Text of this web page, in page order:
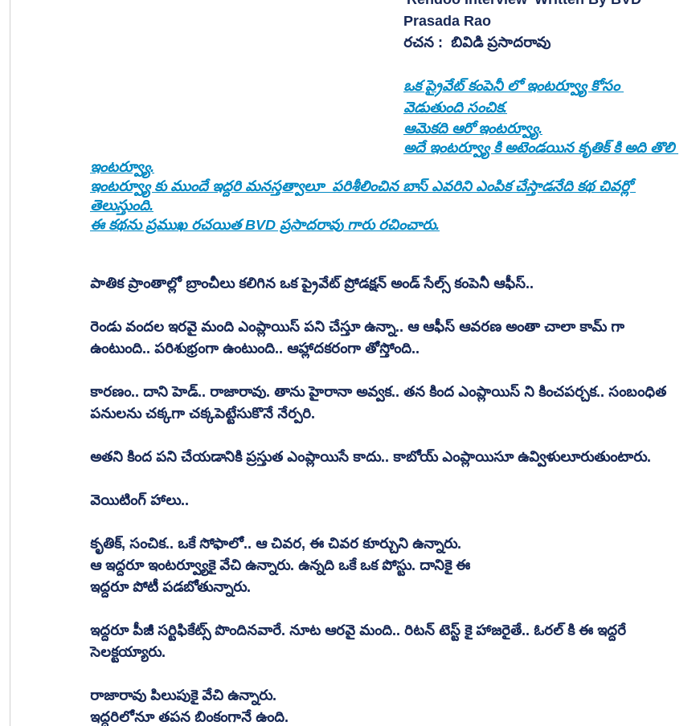
Prasada Rao
రచన :  బివిడి ప్రసాదరావు
ఒక ప్రైవేట్ కంపెనీ లో ఇంటర్వ్యూ కోసం
వెడుతుంది సంచిక.
ఆమెకది ఆరో ఇంటర్వ్యూ.
అదే ఇంటర్వ్యూ కి అటెండయిన కృతిక్ కి అది తొలి
ఇంటర్వ్యూ.
ఇంటర్వ్యూ కు ముందే ఇద్దరి మనస్తత్వాలూ  పరిశీలించిన బాస్ ఎవరిని ఎంపిక చేస్తాడనేది కథ చివర్లో
తెలుస్తుంది.
ఈ కథను ప్రముఖ రచయిత BVD ప్రసాదరావు గారు రచించారు.
పాతిక ప్రాంతాల్లో బ్రాంచీలు కలిగిన ఒక ప్రైవేట్ ప్రోడక్షన్ అండ్ సేల్స్ కంపెనీ ఆఫీస్..
రెండు వందల ఇరవై మంది ఎంప్లాయిస్ పని చేస్తూ ఉన్నా.. ఆ ఆఫీస్ ఆవరణ అంతా చాలా కామ్ గా
ఉంటుంది.. పరిశుభ్రంగా ఉంటుంది.. ఆహ్లాదకరంగా తోస్తోంది..
కారణం.. దాని హెడ్.. రాజారావు. తాను హైరానా అవ్వక.. తన కింద ఎంప్లాయిస్ ని కించపర్చక.. సంబంధిత
పనులను చక్కగా చక్కపెట్టేసుకొనే నేర్పరి.
అతని కింద పని చేయడానికి ప్రస్తుత ఎంప్లాయిసే కాదు.. కాబోయ్ ఎంప్లాయిసూ ఉవ్విళులూరుతుంటారు.
వెయిటింగ్ హాలు..
కృతిక్, సంచిక.. ఒకే సోఫాలో.. ఆ చివర, ఈ చివర కూర్చుని ఉన్నారు.
ఆ ఇద్దరూ ఇంటర్వ్యూకై వేచి ఉన్నారు. ఉన్నది ఒకే ఒక పోస్టు. దానికై ఈ
ఇద్దరూ పోటీ పడబోతున్నారు.
ఇద్దరూ పీజీ సర్టిఫికేట్స్ పొందినవారే. నూట ఆరవై మంది.. రిటన్ టెస్ట్ కై హాజరైతే.. ఓరల్ కి ఈ ఇద్దరే
సెలక్టయ్యారు.
రాజారావు పిలుపుకై వేచి ఉన్నారు.
ఇద్దరిలోనూ తపన బింకంగానే ఉంది.